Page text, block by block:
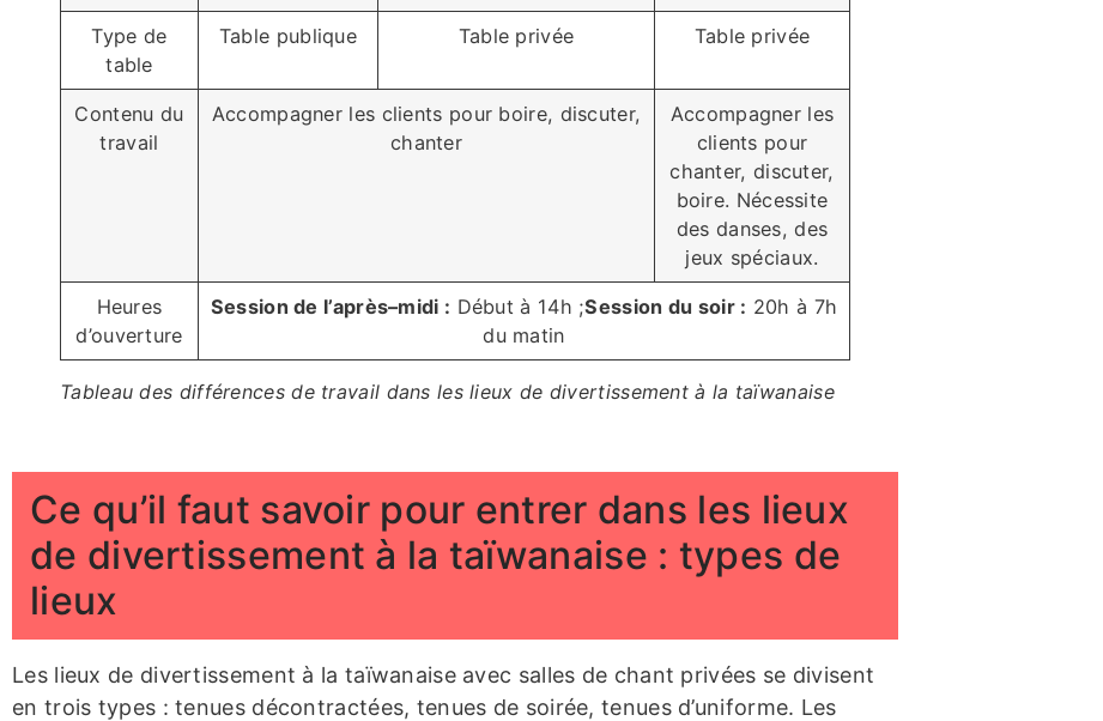
Type de
table
Table publique Table privée Table privée
Contenu du
travail
Accompagner les clients pour boire, discuter,
chanter
Accompagner les
clients pour
chanter, discuter,
boire. Nécessite
des danses, des
jeux spéciaux.
Heures
d’ouverture
Session de l’après–midi : Début à 14h ;Session du soir : 20h à 7h
du matin
Tableau des différences de travail dans les lieux de divertissement à la taïwanaise
Ce qu’il faut savoir pour entrer dans les lieux
de divertissement à la taïwanaise : types de
lieux
Les lieux de divertissement à la taïwanaise avec salles de chant privées se divisent
en trois types : tenues décontractées, tenues de soirée, tenues d’uniforme. Les